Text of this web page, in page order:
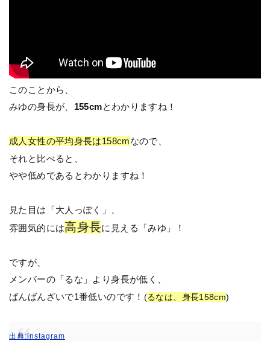
このことから、
みゆの身長が、 155cmとわかりますね！
成人女性の平均身長は158cmなので、
それと比べると、
やや低めであるとわかりますね！
見た目は「大人っぽく」、
雰囲気的には高身長に見える「みゆ」！
ですが、
メンバーの「るな」より身長が低く、
ばんばんざいで1番低いのです！ (るなは、身長158cm)
出典:instagram